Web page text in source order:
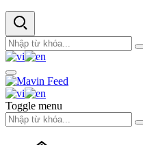
Toggle menu